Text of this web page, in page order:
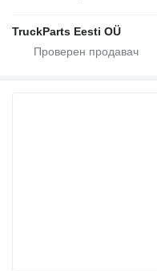
TruckParts Eesti OÜ